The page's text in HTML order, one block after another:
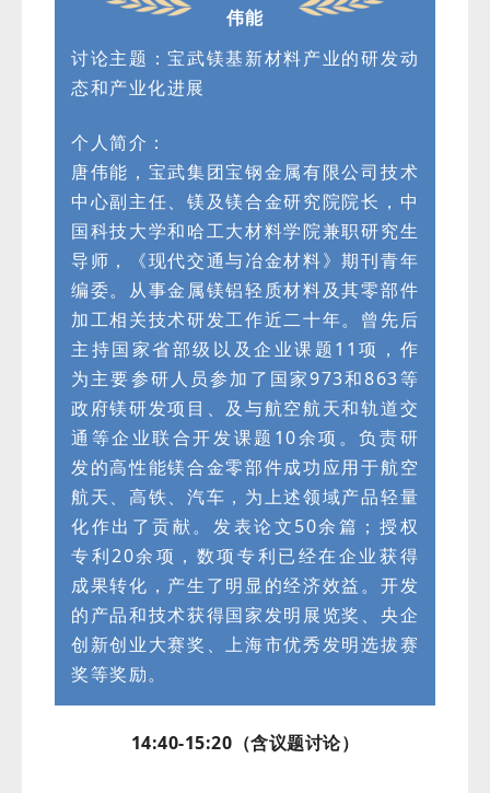
伟能
讨论主题：宝武镁基新材料产业的研发动
态和产业化进展
个人简介：
唐伟能，宝武集团宝钢金属有限公司技术
中心副主任、镁及镁合金研究院院长，中
国科技大学和哈工大材料学院兼职研究生
导师，《现代交通与冶金材料》期刊青年
编委。从事金属镁铝轻质材料及其零部件
加工相关技术研发工作近二十年。曾先后
主持国家省部级以及企业课题11项，作
为主要参研人员参加了国家973和863等
政府镁研发项目、及与航空航天和轨道交
通等企业联合开发课题10余项。负责研
发的高性能镁合金零部件成功应用于航空
航天、高铁、汽车，为上述领域产品轻量
化作出了贡献。发表论文50余篇；授权
专利20余项，数项专利已经在企业获得
成果转化，产生了明显的经济效益。开发
的产品和技术获得国家发明展览奖、央企
创新创业大赛奖、上海市优秀发明选拔赛
奖等奖励。
14:40-15:20（含议题讨论）